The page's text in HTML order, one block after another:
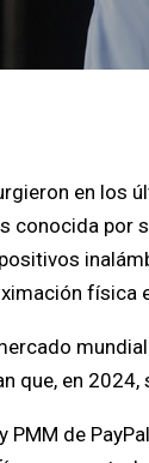
en los
conocida por
física
que, en
PMM de